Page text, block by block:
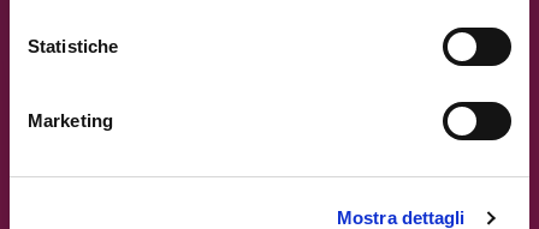
Statistiche
Marketing
Mostra dettagli
Accompagniamo imprese ed enti nel percorso di
trasformazione digitale - PROGETTO CONCLUSO